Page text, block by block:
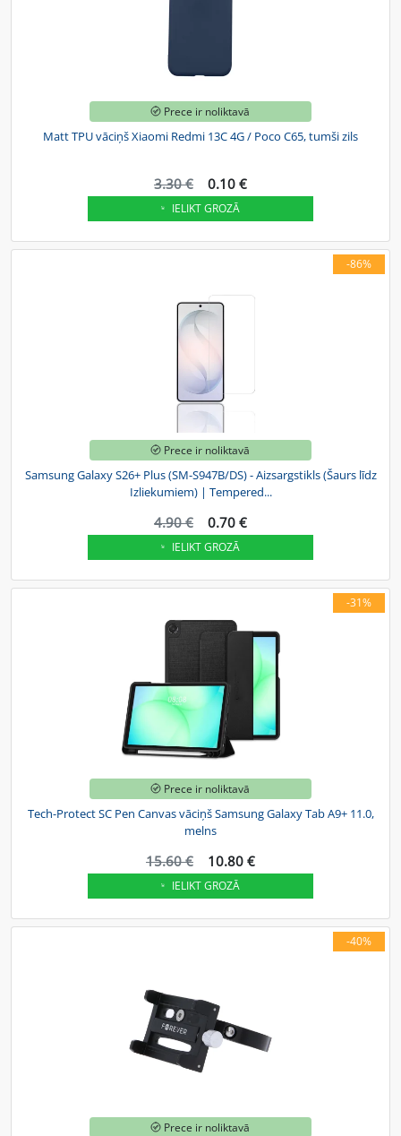
Prece ir noliktavā
Matt TPU vāciņš Xiaomi Redmi 13C 4G / Poco C65, tumši zils
3.30 € 0.10 €
IELIKT GROZĀ
-86%
Prece ir noliktavā
Samsung Galaxy S26+ Plus (SM-S947B/DS) - Aizsargstikls (Šaurs līdz
Izliekumiem) | Tempered...
4.90 € 0.70 €
IELIKT GROZĀ
-31%
Prece ir noliktavā
Tech-Protect SC Pen Canvas vāciņš Samsung Galaxy Tab A9+ 11.0,
melns
15.60 € 10.80 €
IELIKT GROZĀ
-40%
Prece ir noliktavā